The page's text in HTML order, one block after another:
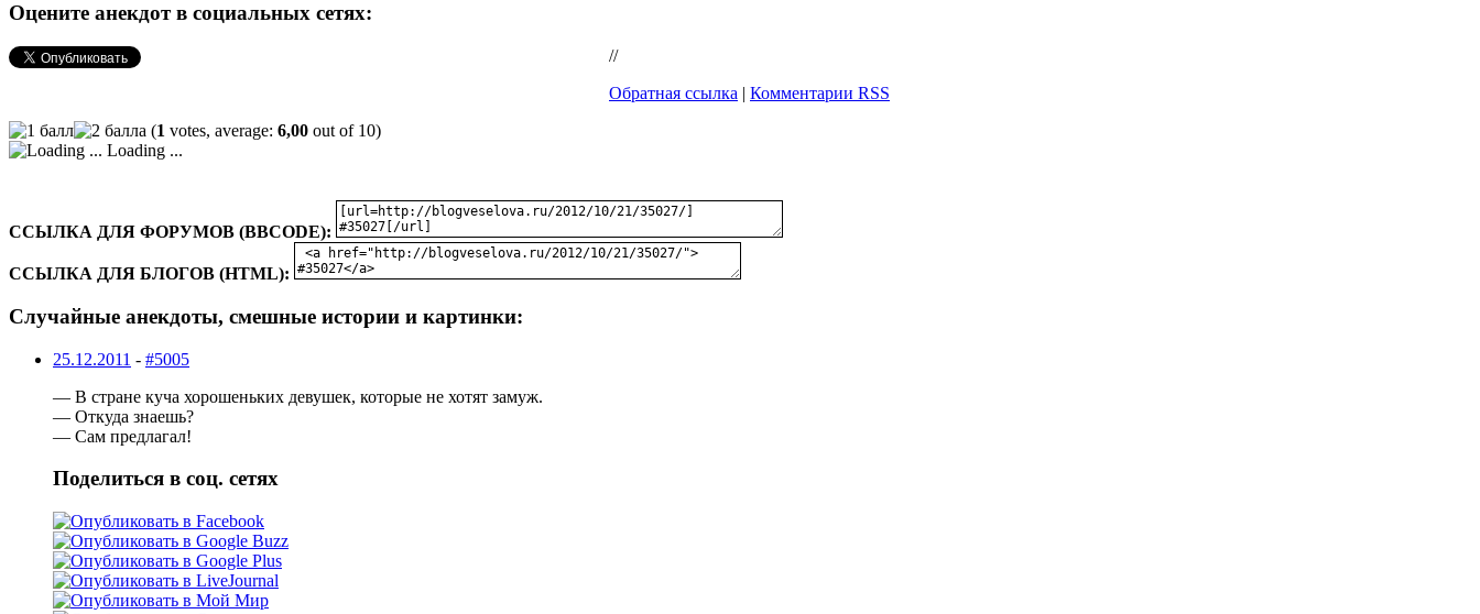
Оцените анекдот в социальных сетях:
//
Обратная ссылка | Комментарии RSS
(1 votes, average: 6,00 out of 10)
Loading ...
ССЫЛКА ДЛЯ ФОРУМОВ (BBCODE):
ССЫЛКА ДЛЯ БЛОГОВ (HTML):
Случайные анекдоты, смешные истории и картинки:
25.12.2011 - #5005
— В стране куча хорошеньких девушек, которые не хотят замуж.
— Откуда знаешь?
— Сам предлагал!
Поделиться в соц. сетях